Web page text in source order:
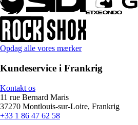
Opdag alle vores mærker
Kundeservice i Frankrig
Kontakt os
11 rue Bernard Maris
37270 Montlouis-sur-Loire, Frankrig
+33 1 86 47 62 58